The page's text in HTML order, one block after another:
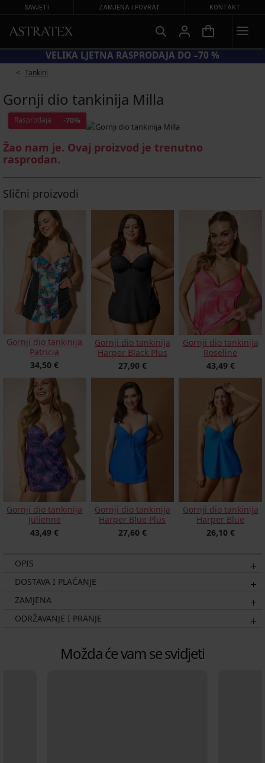
SAVJETI ZAMJENA I POVRAT KONTAKT
= −20 % NA SNIŽENE KUPAĆE KOSTIME
Tankini
Gornji dio tankinija Milla
Rasprodaja -70%
Žao nam je. Ovaj proizvod je trenutno
rasprodan.
Slični proizvodi
Gornji dio tankinija
Patricia
34,50 €
Gornji dio tankinija
Harper Black Plus
27,90 €
Gornji dio tankinija
Roseline
43,49 €
Gornji dio tankinija
Julienne
43,49 €
Gornji dio tankinija
Harper Blue Plus
27,60 €
Gornji dio tankinija
Harper Blue
26,10 €
OPIS
DOSTAVA I PLAĆANJE
ZAMJENA
ODRŽAVANJE I PRANJE
Možda će vam se svidjeti